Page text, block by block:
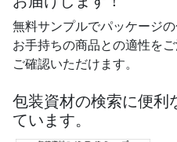
無料サンプルでパッケージの
お手持ちの商品との適性を
ご確認いただけます。
包装資材の検索に便利
ています。